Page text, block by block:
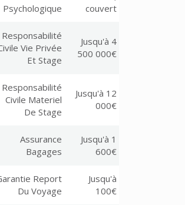
Psychologique
couvert
Responsabilité
Vie Privée
Et Stage
Jusqu'à 4
500 000€
Responsabilité
Civile Materiel
De Stage
Jusqu'à 12
000€
Assurance
Bagages
Jusqu'à 1
600€
Report
Du Voyage
Jusqu'à
100€